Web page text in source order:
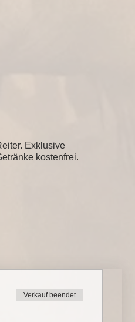
Exklusive
kostenfrei.
Verkauf beendet